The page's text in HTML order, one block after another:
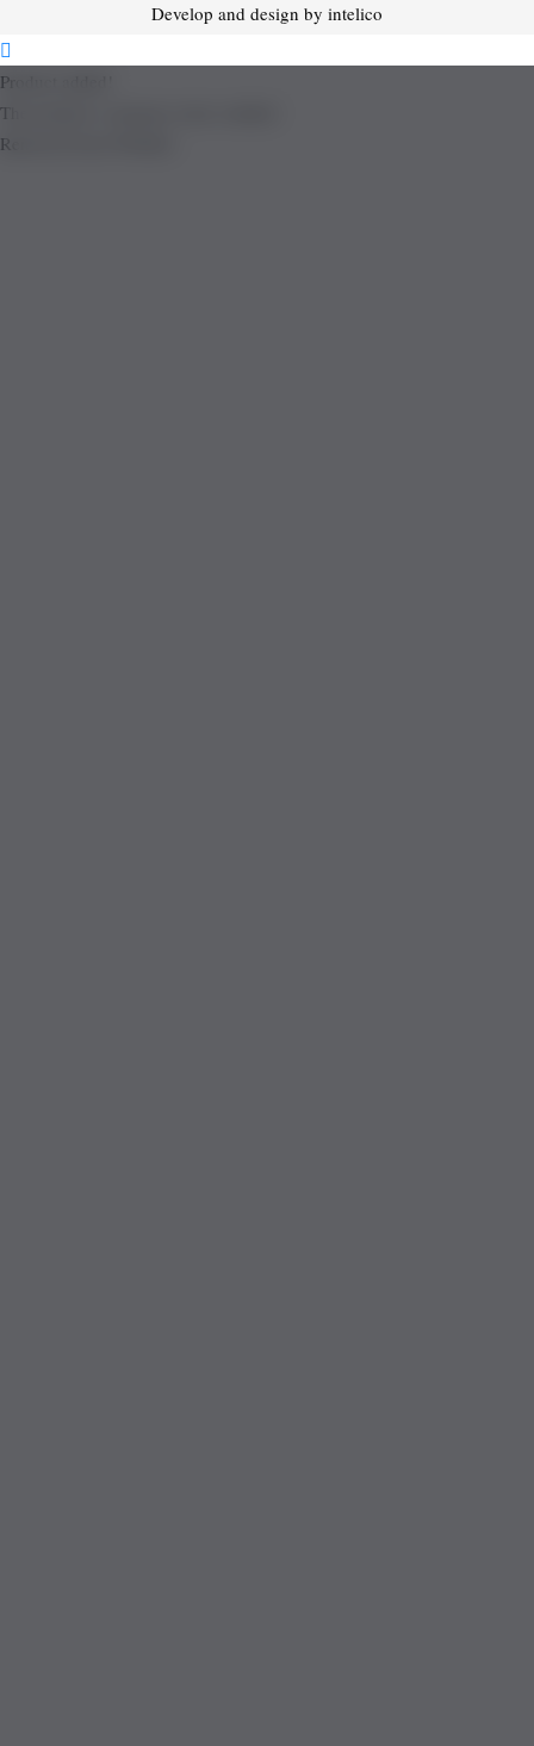
Develop and design by intelico
Product added!
The product is already in the wishlist!
Removed from Wishlist